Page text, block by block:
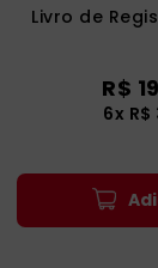
Livro de
R$
6x R$